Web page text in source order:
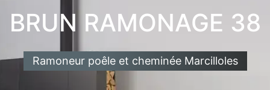
BRUN RAMONAGE 38
Ramoneur poêle et cheminée Marcilloles